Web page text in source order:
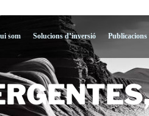
som Solucions d’inversió Publicacions